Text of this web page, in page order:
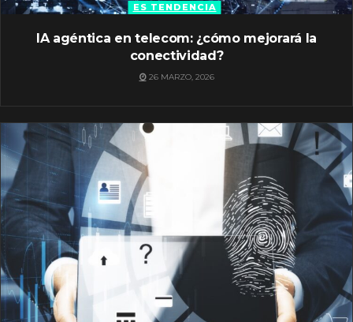
ES TENDENCIA
IA agéntica en telecom: ¿cómo mejorará la
conectividad?
26 MARZO, 2026